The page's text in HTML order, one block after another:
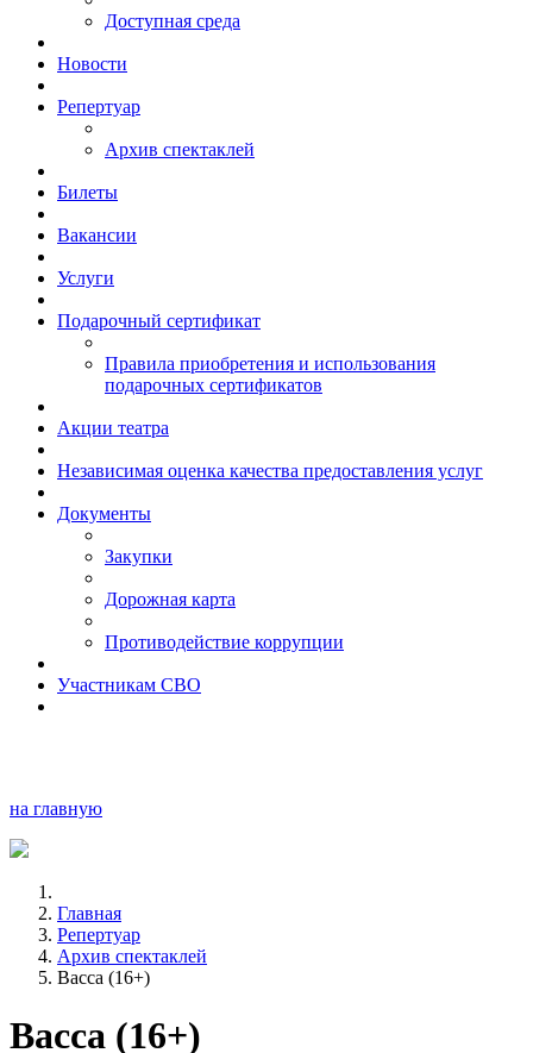
Доступная среда
Новости
Репертуар
Архив спектаклей
Билеты
Вакансии
Услуги
Подарочный сертификат
Правила приобретения и использования
подарочных сертификатов
Акции театра
Независимая оценка качества предоставления услуг
Документы
Закупки
Дорожная карта
Противодействие коррупции
Участникам СВО
на главную
Главная
Репертуар
Архив спектаклей
Васса (16+)
Васса (16+)